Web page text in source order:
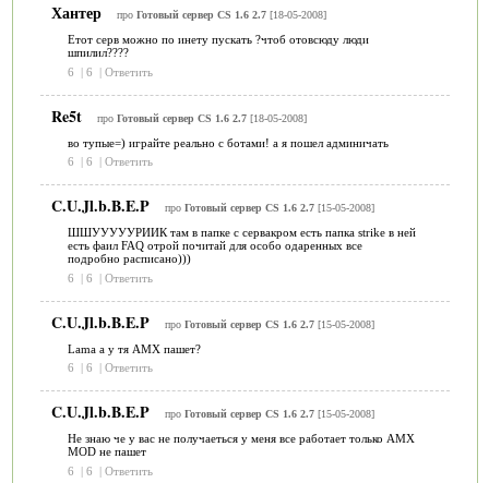
Хантер про Готовый сервер CS 1.6 2.7[18-05-2008]
Етот серв можно по инету пускать ?чтоб отовсюду люди
шпилил????
6
| 6 | Ответить
Re5t про Готовый сервер CS 1.6 2.7[18-05-2008]
во тупые=) играйте реально с ботами! а я пошел админичать
6
| 6 | Ответить
C.U.Jl.b.B.E.P про Готовый сервер CS 1.6 2.7[15-05-2008]
ШШУУУУУРИИК там в папке с сервакром есть папка strike в ней
есть фаил FAQ отрой почитай для особо одаренных все
подробно расписано)))
6
| 6 | Ответить
C.U.Jl.b.B.E.P про Готовый сервер CS 1.6 2.7[15-05-2008]
Lama а у тя АМХ пашет?
6
| 6 | Ответить
C.U.Jl.b.B.E.P про Готовый сервер CS 1.6 2.7[15-05-2008]
Не знаю че у вас не получаеться у меня все работает только AMX
MOD не пашет
6
| 6 | Ответить